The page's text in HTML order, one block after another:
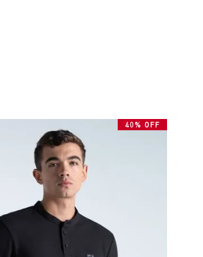
40% OFF